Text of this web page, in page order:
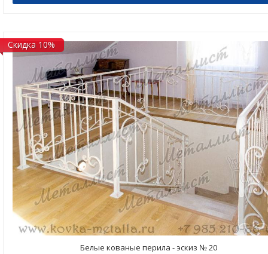
Скидка 10%
Белые кованые перила - эскиз № 20